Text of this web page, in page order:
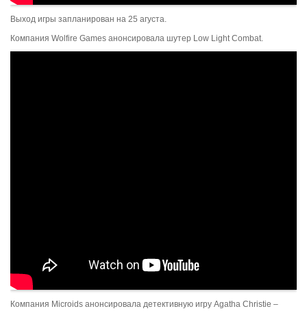
Выход игры запланирован на 25 агуста.
Компания Wolfire Games анонсировала шутер Low Light Combat.
Компания Microids анонсировала детективную игру Agatha Christie –